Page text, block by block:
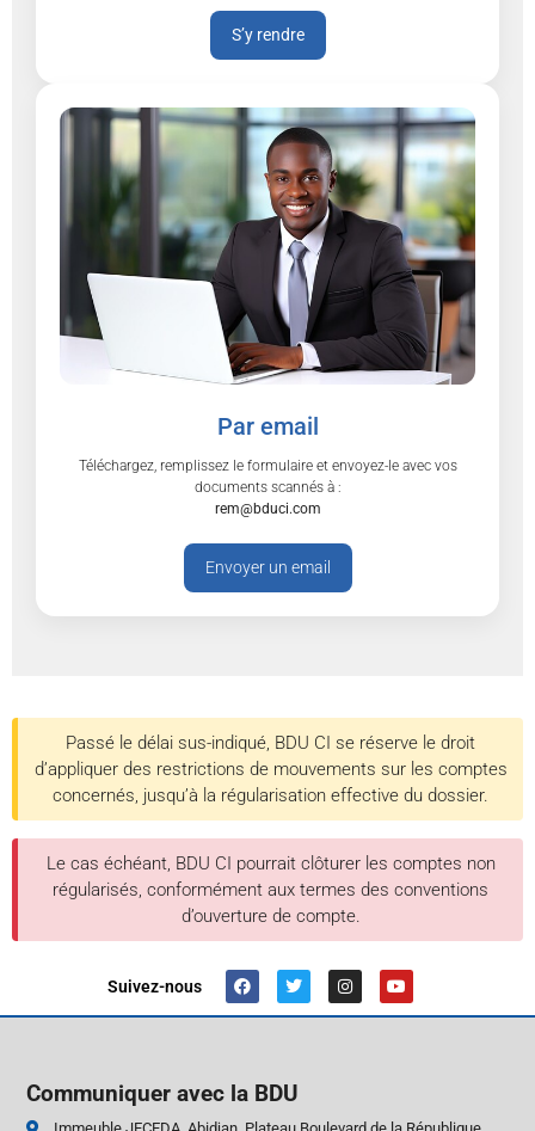
S’y rendre
Par email
Téléchargez, remplissez le formulaire et envoyez-le avec vos
documents scannés à :
rem@bduci.com
Envoyer un email
Passé le délai sus-indiqué, BDU CI se réserve le droit
d’appliquer des restrictions de mouvements sur les comptes
concernés, jusqu’à la régularisation effective du dossier.
Le cas échéant, BDU CI pourrait clôturer les comptes non
régularisés, conformément aux termes des conventions
d’ouverture de compte.
Suivez-nous
Communiquer avec la BDU